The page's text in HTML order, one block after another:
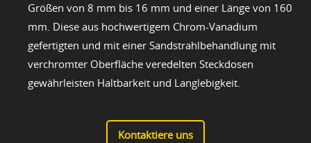
Größen von 8 mm bis 16 mm und einer Länge von 160
mm. Diese aus hochwertigem Chrom-Vanadium
gefertigten und mit einer Sandstrahlbehandlung mit
verchromter Oberfläche veredelten Steckdosen
gewährleisten Haltbarkeit und Langlebigkeit.
Kontaktiere uns